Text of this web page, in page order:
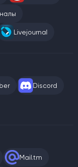
Livejournal
Discord
Mail.tm